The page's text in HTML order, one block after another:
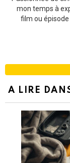
mon temps à
film ou
A LIRE